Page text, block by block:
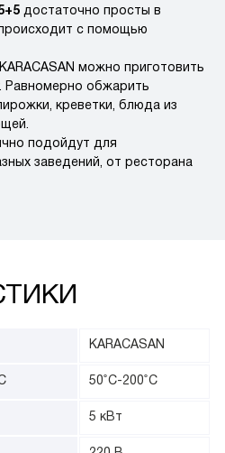
достаточно просты в
с помощью
можно приготовить
Равномерно обжарить
креветки, блюда из
подойдут для
заведений, от ресторана
KARACASAN
50˚С-200˚С
5 кВт